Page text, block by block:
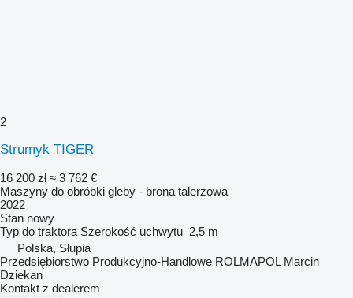
2
Strumyk TIGER
16 200 zł ≈ 3 762 €
Maszyny do obróbki gleby - brona talerzowa
2022
Stan nowy
Typ do traktora Szerokość uchwytu 2,5 m
Polska, Słupia
Przedsiębiorstwo Produkcyjno-Handlowe ROLMAPOL Marcin
Dziekan
Kontakt z dealerem